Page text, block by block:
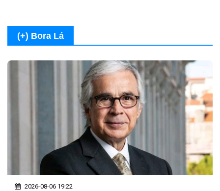
(+) Bora Lá
2026-08-06 19:22